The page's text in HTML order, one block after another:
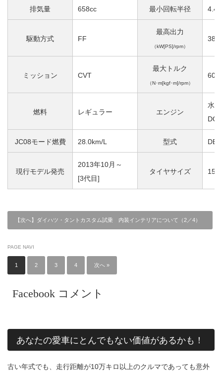
排気量 658cc 最小回転半径
駆動方式 FF
最高出力
（kW[PS]/rpm）
38
ミッション CVT
最大トルク
（N･m[kgf･m]/rpm）
60
燃料 レギュラー エンジン
水
JC08モード燃費 28.0km/L 型式
現行モデル発売
2013年10月～
[3代目]
タイヤサイズ
【次へ】ダイハツ・タントカスタム試乗 内装インテリアについて（2／4）
PAGE NAVI
1 2 3 4 次へ »
Facebook コメント
あなたの愛車にとんでもない価値があるかも！
古い年式でも、走行距離が10万キロ以上のクルマであっても意外